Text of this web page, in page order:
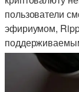
пользователи
эфириумом,